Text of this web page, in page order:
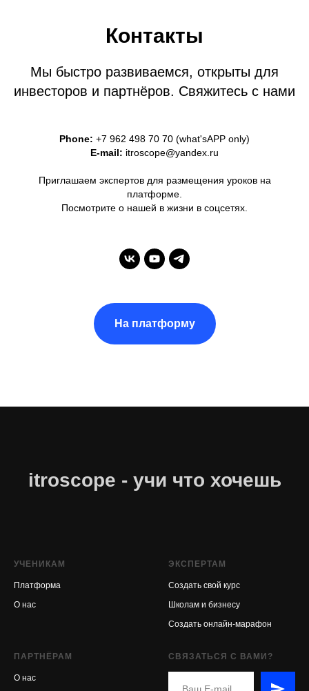
Контакты
Мы быстро развиваемся, открыты для
инвесторов и партнёров. Свяжитесь с нами
Phone: +7 962 498 70 70 (what'sAPP only)
E-mail: itroscope@yandex.ru
Приглашаем экспертов для размещения уроков на
платформе.
Посмотрите о нашей в жизни в соцсетях.
На платформу
itroscope - учи что хочешь
УЧЕНИКАМ
Платформа
О нас
ЭКСПЕРТАМ
Создать свой курс
Школам и бизнесу
Создать онлайн-марафон
ПАРТНЁРАМ
О нас
СВЯЗАТЬСЯ С ВАМИ?